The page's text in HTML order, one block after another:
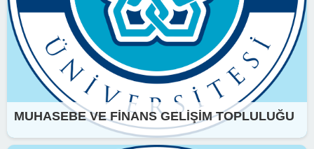
MUHASEBE VE FİNANS GELİŞİM TOPLULUĞU